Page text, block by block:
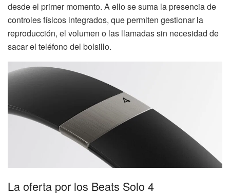
desde el primer momento. A ello se suma la presencia de
controles físicos integrados, que permiten gestionar la
reproducción, el volumen o las llamadas sin necesidad de
sacar el teléfono del bolsillo.
La oferta por los Beats Solo 4